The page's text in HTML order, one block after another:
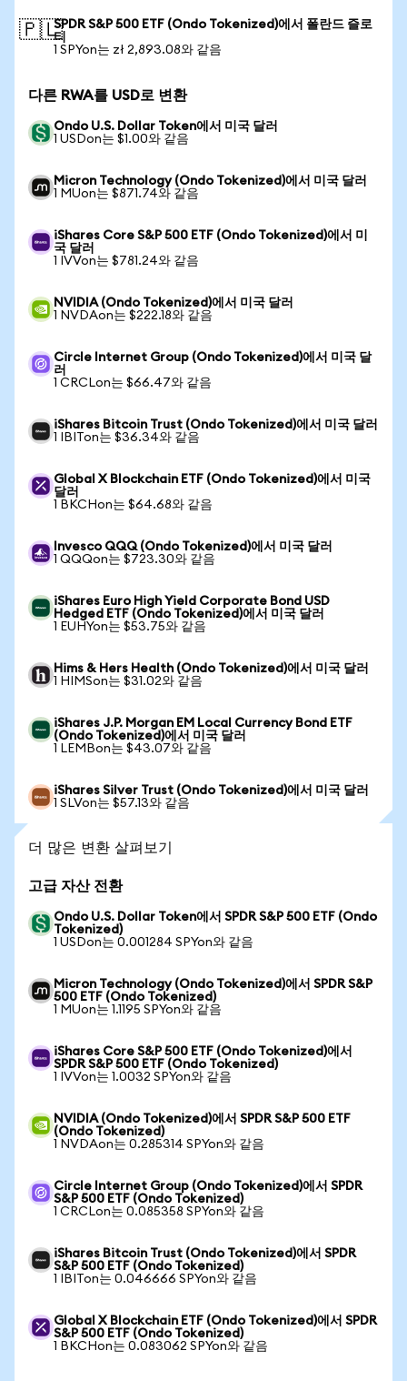
🇵🇱SPDR S&P 500 ETF (Ondo Tokenized)에서 폴란드 즐로
티
1 SPYon는 zł 2,893.08와 같음
다른 RWA를 USD로 변환
Ondo U.S. Dollar Token에서 미국 달러
1 USDon는 $1.00와 같음
Micron Technology (Ondo Tokenized)에서 미국 달러
1 MUon는 $871.74와 같음
iShares Core S&P 500 ETF (Ondo Tokenized)에서 미
국 달러
1 IVVon는 $781.24와 같음
NVIDIA (Ondo Tokenized)에서 미국 달러
1 NVDAon는 $222.18와 같음
Circle Internet Group (Ondo Tokenized)에서 미국 달
러
1 CRCLon는 $66.47와 같음
iShares Bitcoin Trust (Ondo Tokenized)에서 미국 달러
1 IBITon는 $36.34와 같음
Global X Blockchain ETF (Ondo Tokenized)에서 미국
달러
1 BKCHon는 $64.68와 같음
Invesco QQQ (Ondo Tokenized)에서 미국 달러
1 QQQon는 $723.30와 같음
iShares Euro High Yield Corporate Bond USD
Hedged ETF (Ondo Tokenized)에서 미국 달러
1 EUHYon는 $53.75와 같음
Hims & Hers Health (Ondo Tokenized)에서 미국 달러
1 HIMSon는 $31.02와 같음
iShares J.P. Morgan EM Local Currency Bond ETF
(Ondo Tokenized)에서 미국 달러
1 LEMBon는 $43.07와 같음
iShares Silver Trust (Ondo Tokenized)에서 미국 달러
1 SLVon는 $57.13와 같음
더 많은 변환 살펴보기
고급 자산 전환
Ondo U.S. Dollar Token에서 SPDR S&P 500 ETF (Ondo
Tokenized)
1 USDon는 0.001284 SPYon와 같음
Micron Technology (Ondo Tokenized)에서 SPDR S&P
500 ETF (Ondo Tokenized)
1 MUon는 1.1195 SPYon와 같음
iShares Core S&P 500 ETF (Ondo Tokenized)에서
SPDR S&P 500 ETF (Ondo Tokenized)
1 IVVon는 1.0032 SPYon와 같음
NVIDIA (Ondo Tokenized)에서 SPDR S&P 500 ETF
(Ondo Tokenized)
1 NVDAon는 0.285314 SPYon와 같음
Circle Internet Group (Ondo Tokenized)에서 SPDR
S&P 500 ETF (Ondo Tokenized)
1 CRCLon는 0.085358 SPYon와 같음
iShares Bitcoin Trust (Ondo Tokenized)에서 SPDR
S&P 500 ETF (Ondo Tokenized)
1 IBITon는 0.046666 SPYon와 같음
Global X Blockchain ETF (Ondo Tokenized)에서 SPDR
S&P 500 ETF (Ondo Tokenized)
1 BKCHon는 0.083062 SPYon와 같음